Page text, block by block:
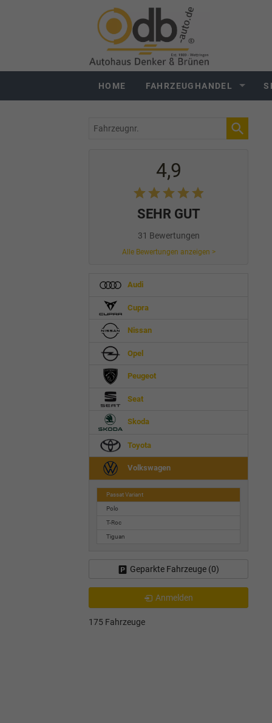
HOME FAHRZEUGHANDEL
Fahrzeugnr.
4,9
SEHR GUT
31 Bewertungen
Alle Bewertungen anzeigen >
Audi
Cupra
Nissan
Opel
Peugeot
Seat
Skoda
Toyota
Volkswagen
Passat Variant
Polo
T-Roc
Tiguan
Geparkte Fahrzeuge (0)
Anmelden
175 Fahrzeuge